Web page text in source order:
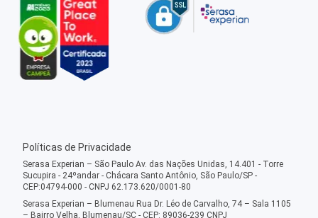
Políticas de Privacidade
Serasa Experian – São Paulo Av. das Nações Unidas, 14.401 - Torre
Sucupira - 24ºandar - Chácara Santo Antônio, São Paulo/SP -
CEP:04794-000 - CNPJ 62.173.620/0001-80
Serasa Experian – Blumenau Rua Dr. Léo de Carvalho, 74 – Sala 1105
– Bairro Velha, Blumenau/SC - CEP: 89036-239 CNPJ